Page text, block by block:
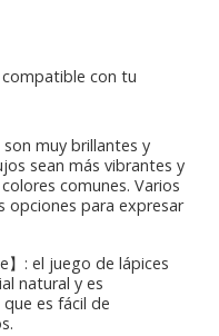
con tu
son muy brillantes y
sean más vibrantes y
comunes. Varios
opciones para expresar
】: el juego de lápices
natural y es
es fácil de